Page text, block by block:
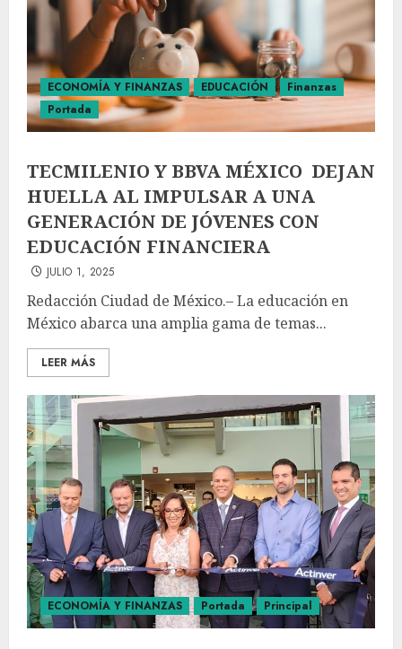
ECONOMÍA Y FINANZAS EDUCACIÓN
Finanzas
Portada
TECMILENIO Y BBVA MÉXICO DEJAN
HUELLA AL IMPULSAR A UNA
GENERACIÓN DE JÓVENES CON
EDUCACIÓN FINANCIERA
JULIO 1, 2025
Redacción Ciudad de México.– La educación en
México abarca una amplia gama de temas...
LEER MÁS
ECONOMÍA Y FINANZAS Portada Principal